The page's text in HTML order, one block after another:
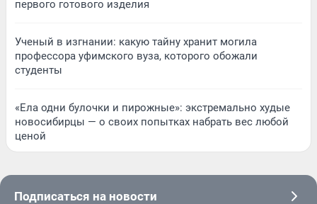
первого готового изделия
Ученый в изгнании: какую тайну хранит могила
профессора уфимского вуза, которого обожали
студенты
«Ела одни булочки и пирожные»: экстремально худые
новосибирцы — о своих попытках набрать вес любой
ценой
Подписаться на новости